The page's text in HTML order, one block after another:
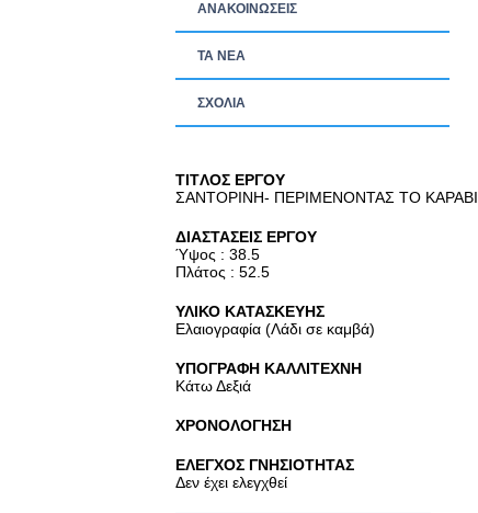
ΑΝΑΚΟΙΝΩΣΕΙΣ
ΤΑ ΝEΑ
ΣΧΟΛΙΑ
TITΛΟΣ ΕΡΓΟΥ
ΣΑΝΤΟΡΙΝΗ- ΠΕΡΙΜΕΝΟΝΤΑΣ ΤΟ ΚΑΡΑΒΙ
ΔΙΑΣΤΑΣΕΙΣ ΕΡΓΟΥ
Ύψος : 38.5
Πλάτος : 52.5
ΥΛΙΚΟ ΚΑΤΑΣΚΕΥΗΣ
Ελαιογραφία (Λάδι σε καμβά)
ΥΠΟΓΡΑΦΗ ΚΑΛΛΙΤΕΧΝΗ
Κάτω Δεξιά
ΧΡΟΝΟΛΟΓΗΣΗ
ΕΛΕΓΧΟΣ ΓΝΗΣΙΟΤΗΤΑΣ
Δεν έχει ελεγχθεί